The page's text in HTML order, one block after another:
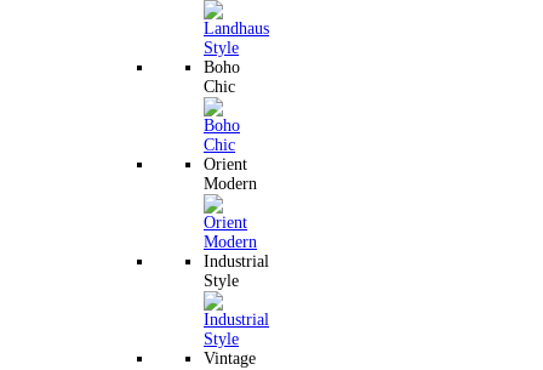
Boho
Chic
Orient
Modern
Industrial
Style
Vintage